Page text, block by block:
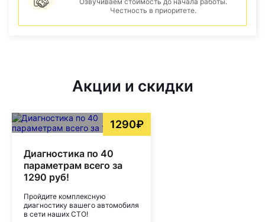
Честность в приоритете.
Акции и скидки
1290₽
Диагностика по 40
параметрам всего за
1290 руб!
Пройдите комплексную
диагностику вашего автомобиля
в сети наших СТО!